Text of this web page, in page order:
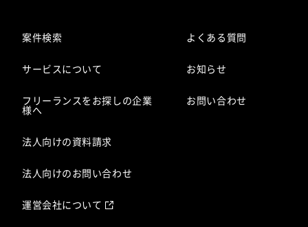
案件検索
サービスについて
フリーランスをお探しの企業
様へ
法人向けの資料請求
法人向けのお問い合わせ
よくある質問
お知らせ
お問い合わせ
運営会社について